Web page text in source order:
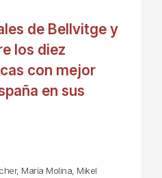
de Bellvitge y
los diez
con mejor
en sus
María Molina, Mikel